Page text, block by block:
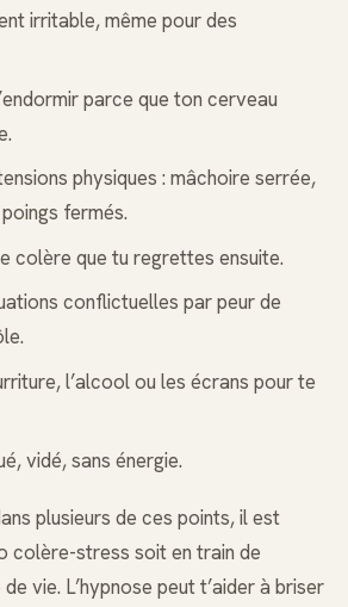
irritable, même pour des
parce que ton cerveau
physiques : mâchoire serrée,
fermés.
colère que tu regrettes ensuite.
conflictuelles par peur de
l’alcool ou les écrans pour te
vidé, sans énergie.
plusieurs de ces points, il est
colère-stress soit en train de
vie. L’hypnose peut t’aider à briser